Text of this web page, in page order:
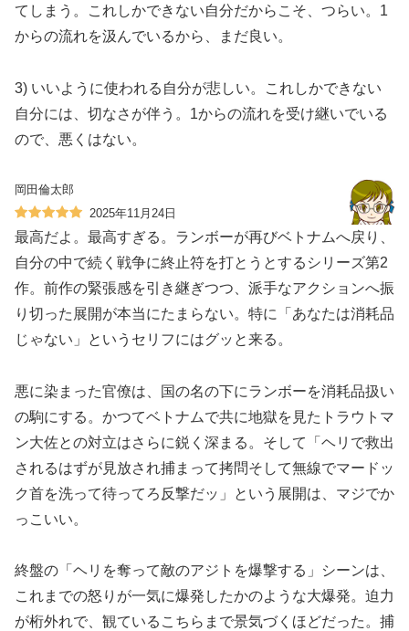
てしまう。これしかできない自分だからこそ、つらい。1
からの流れを汲んでいるから、まだ良い。
3) いいように使われる自分が悲しい。これしかできない
自分には、切なさが伴う。1からの流れを受け継いでいる
ので、悪くはない。
岡田倫太郎
2025年11月24日
最高だよ。最高すぎる。ランボーが再びベトナムへ戻り、
自分の中で続く戦争に終止符を打とうとするシリーズ第2
作。前作の緊張感を引き継ぎつつ、派手なアクションへ振
り切った展開が本当にたまらない。特に「あなたは消耗品
じゃない」というセリフにはグッと来る。
悪に染まった官僚は、国の名の下にランボーを消耗品扱い
の駒にする。かつてベトナムで共に地獄を見たトラウトマ
ン大佐との対立はさらに鋭く深まる。そして「ヘリで救出
されるはずが見放され捕まって拷問そして無線でマードッ
ク首を洗って待ってろ反撃だッ」という展開は、マジでか
っこいい。
終盤の「ヘリを奪って敵のアジトを爆撃する」シーンは、
これまでの怒りが一気に爆発したかのような大爆発。迫力
が桁外れで、観ているこちらまで景気づくほどだった。捕